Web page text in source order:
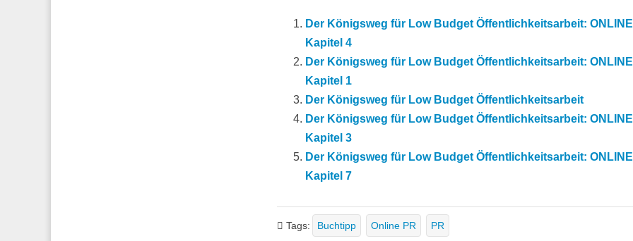
Der Königsweg für Low Budget Öffentlichkeitsarbeit:
Kapitel 4
Der Königsweg für Low Budget Öffentlichkeitsarbeit:
Kapitel 1
Der Königsweg für Low Budget Öffentlichkeitsarbeit
Der Königsweg für Low Budget Öffentlichkeitsarbeit:
Kapitel 3
Der Königsweg für Low Budget Öffentlichkeitsarbeit:
Kapitel 7
Tags: Buchtipp Online PR PR